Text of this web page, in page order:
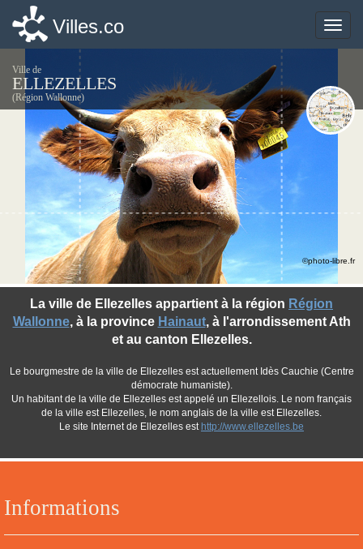
Toggle
Villes.co
Ville de
ELLEZELLES
(Région Wallonne)
Informations
La ville de Ellezelles appartient à la région Région
Wallonne, à la province Hainaut, à l'arrondissement Ath
et au canton Ellezelles.
Le bourgmestre de la ville de Ellezelles est actuellement Idès Cauchie (Centre
démocrate humaniste).
Un habitant de la ville de Ellezelles est appelé un Ellezellois. Le nom français
de la ville est Ellezelles, le nom anglais de la ville est Ellezelles.
Le site Internet de Ellezelles est http://www.ellezelles.be
©photo-libre.fr
Toggle
Villes.co